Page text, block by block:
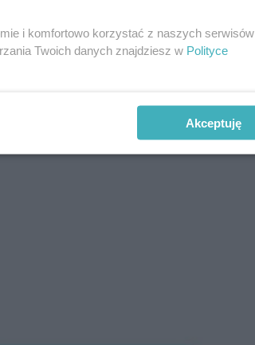
Polaków może mieć
LDL.
wprowadzając niewielkie
o poranku może
i komfortowo korzystać z naszych serwisów
Twoich danych znajdziesz w Polityce
Akceptuję